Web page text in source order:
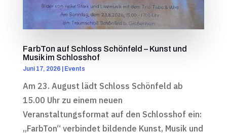
FarbTon auf Schloss Schönfeld – Kunst und
Musik im Schlosshof
Juni 17, 2026 | Events
Am 23. August lädt Schloss Schönfeld ab
15.00 Uhr zu einem neuen
Veranstaltungsformat auf den Schlosshof ein:
„FarbTon“ verbindet bildende Kunst, Musik und